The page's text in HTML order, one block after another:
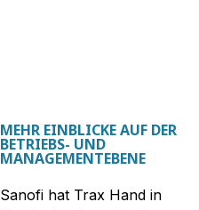
MEHR EINBLICKE AUF DER
BETRIEBS- UND
MANAGEMENTEBENE
Sanofi hat Trax Hand in